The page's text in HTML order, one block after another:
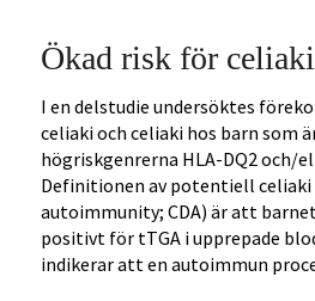
Ökad risk för
I en delstudie undersöktes
celiaki och celiaki hos barn som
högriskgenrerna HLA-DQ2 och/
Definitionen av potentiell celiaki
autoimmunity; CDA) är att
positivt för tTGA i upprepade
indikerar att en autoimmun